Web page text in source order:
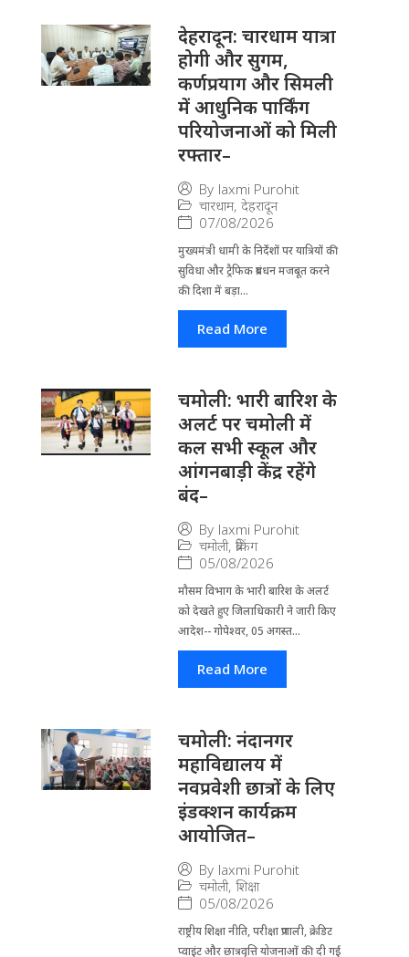
देहरादून: चारधाम यात्रा
होगी और सुगम,
कर्णप्रयाग और सिमली
में आधुनिक पार्किंग
परियोजनाओं को मिली
रफ्तार–
By laxmi Purohit
चारधाम, देहरादून
07/08/2026
मुख्यमंत्री धामी के निर्देशों पर यात्रियों की
सुविधा और ट्रैफिक प्रबंधन मजबूत करने
की दिशा में बड़ा...
Read More
चमोली: भारी बारिश के
अलर्ट पर चमोली में
कल सभी स्कूल और
आंगनबाड़ी केंद्र रहेंगे
बंद–
By laxmi Purohit
चमोली, ब्रेकिंग
05/08/2026
मौसम विभाग के भारी बारिश के अलर्ट
को देखते हुए जिला​धिकारी ने जारी किए
आदेश-- गोपेश्वर, 05 अगस्त...
Read More
चमोली: नंदानगर
महाविद्यालय में
नवप्रवेशी छात्रों के लिए
इंडक्शन कार्यक्रम
आयोजित–
By laxmi Purohit
चमोली, शिक्षा
05/08/2026
राष्ट्रीय शिक्षा नीति, परीक्षा प्रणाली, क्रेडिट
प्वाइंट और छात्रवृत्ति योजनाओं की दी गई